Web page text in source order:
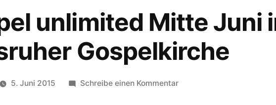
unlimited Mitte Juni
Gospelkirche
5. Juni 2015 Schreibe einen Kommentarzu